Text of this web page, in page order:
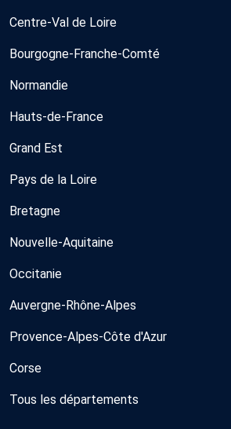
Centre-Val de Loire
Bourgogne-Franche-Comté
Normandie
Hauts-de-France
Grand Est
Pays de la Loire
Bretagne
Nouvelle-Aquitaine
Occitanie
Auvergne-Rhône-Alpes
Provence-Alpes-Côte d'Azur
Corse
Tous les départements